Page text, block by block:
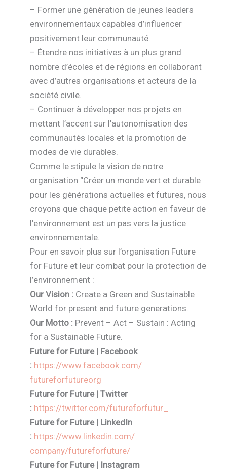
– Former une génération de jeunes leaders
environnementaux capables d’influencer
positivement leur communauté.
– Étendre nos initiatives à un plus grand
nombre d’écoles et de régions en collaborant
avec d’autres organisations et acteurs de la
société civile.
– Continuer à développer nos projets en
mettant l’accent sur l’autonomisation des
communautés locales et la promotion de
modes de vie durables.
Comme le stipule la vision de notre
organisation “Créer un monde vert et durable
pour les générations actuelles et futures, nous
croyons que chaque petite action en faveur de
l’environnement est un pas vers la justice
environnementale.
Pour en savoir plus sur l’organisation Future
for Future et leur combat pour la protection de
l’environnement :
Our Vision : Create a Green and Sustainable
World for present and future generations.
Our Motto : Prevent – Act – Sustain : Acting
for a Sustainable Future.
Future for Future | Facebook
: https://www.facebook.com/
futureforfutureorg
Future for Future | Twitter
: https://twitter.com/futureforfutur_
Future for Future | LinkedIn
: https://www.linkedin.com/
company/futureforfuture/
Future for Future | Instagram